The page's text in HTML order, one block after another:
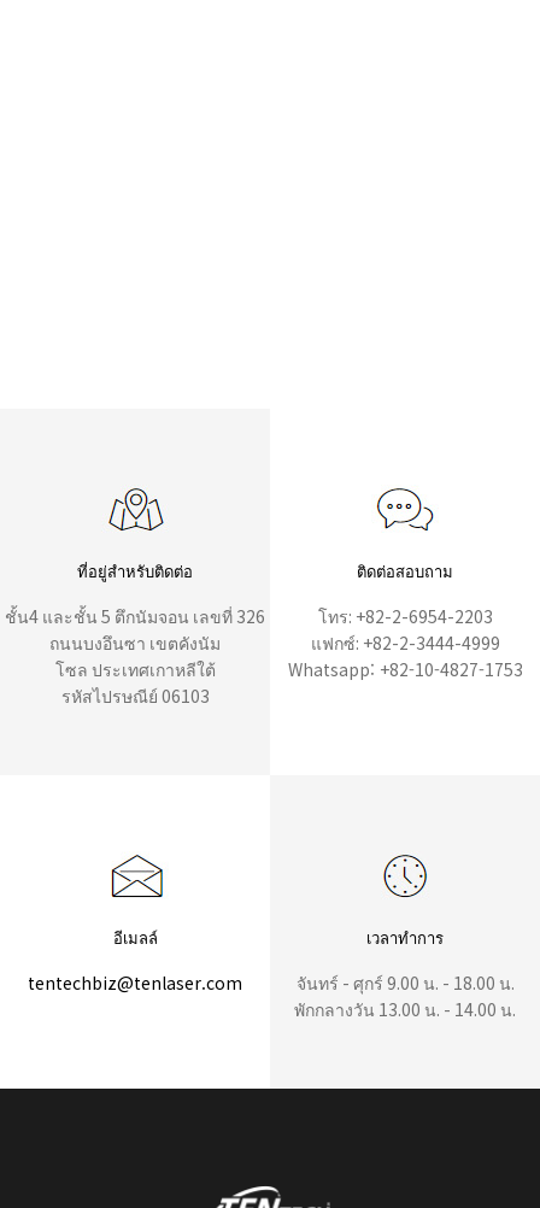
ที่อยู่สำหรับติดต่อ
ชั้น4 และชั้น 5 ตึกนัมจอน เลขที่ 326
ถนนบงอึนซา เขตคังนัม
โซล ประเทศเกาหลีใต้
รหัสไปรษณีย์ 06103
ติดต่อสอบถาม
โทร: +82-2-6954-2203
แฟกซ์: +82-2-3444-4999
Whatsapp: +82-10-4827-1753
อีเมลล์
tentechbiz@tenlaser.com
เวลาทำการ
จันทร์ - ศุกร์ 9.00 น. - 18.00 น.
พักกลางวัน 13.00 น. - 14.00 น.